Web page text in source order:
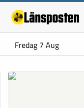
Fredag 7 Aug